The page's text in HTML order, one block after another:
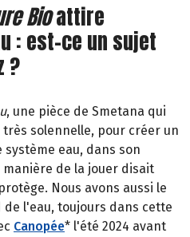
Bioattire
: est-ce un sujet
?
, une pièce de Smetana qui
solennelle, pour créer un
eau, dans son
de la jouer disait
Nous avons aussi le
l'eau, toujours dans cette
Canopée* l'été 2024 avant